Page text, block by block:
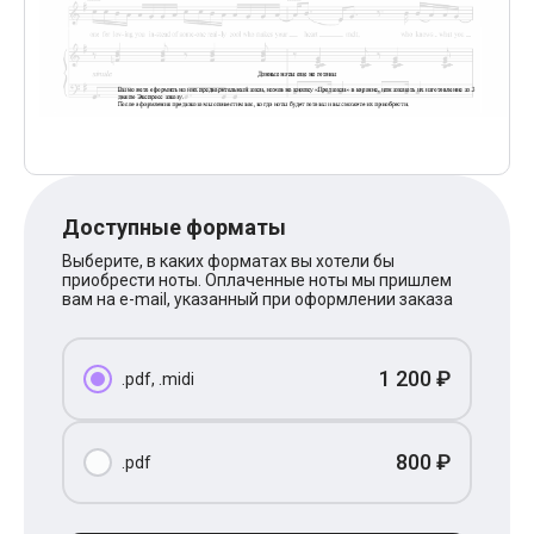
XOLIDAYBOY
Ваня Дмитриенко
Анна Герман
Полина Гагарина
HammAli
Billie Eilish
Макс Корж
Алена Швец
Руки Вверх
Тима Белорусских
Олег Газманов
Мария Чайковская
Доступные форматы
Выберите, в каких форматах вы хотели бы
приобрести ноты. Оплаченные ноты мы пришлем
вам на e-mail, указанный при оформлении заказа
.pdf, .midi 1 200 ₽
.pdf 800 ₽